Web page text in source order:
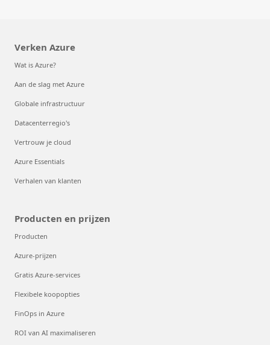
Verken Azure
Wat is Azure?
Aan de slag met Azure
Globale infrastructuur
Datacenterregio's
Vertrouw je cloud
Azure Essentials
Verhalen van klanten
Producten en prijzen
Producten
Azure-prijzen
Gratis Azure-services
Flexibele koopopties
FinOps in Azure
ROI van AI maximaliseren